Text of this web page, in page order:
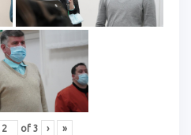
of 3 › »